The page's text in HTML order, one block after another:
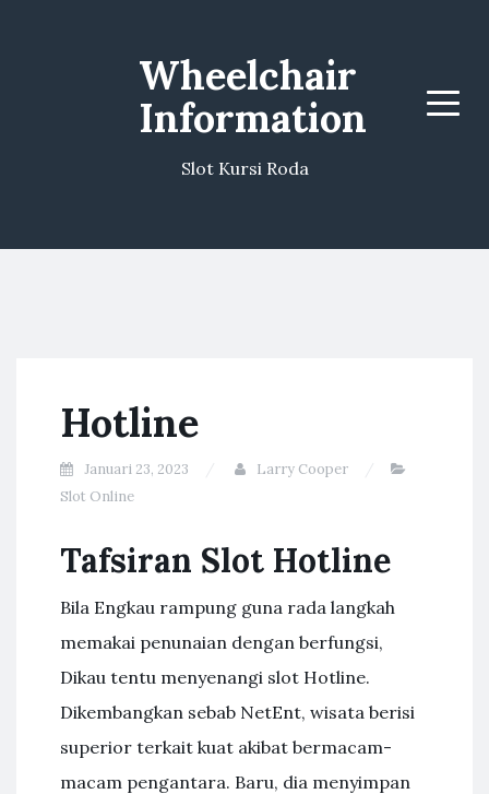
Wheelchair
Information
Slot Kursi Roda
Menu
Hotline
Januari 23, 2023
Larry Cooper
Slot Online
Tafsiran Slot Hotline
Bila Engkau rampung guna rada langkah
memakai penunaian dengan berfungsi,
Dikau tentu menyenangi slot Hotline.
Dikembangkan sebab NetEnt, wisata berisi
superior terkait kuat akibat bermacam-
macam pengantara. Baru, dia menyimpan